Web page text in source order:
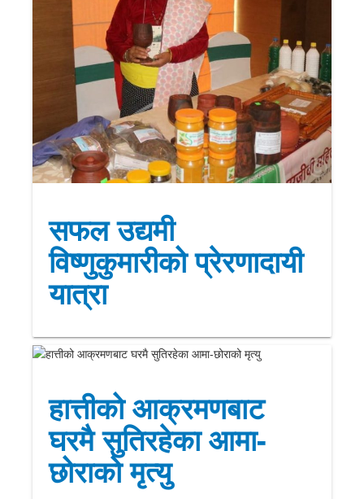
सफल उद्यमी
विष्णुकुमारीको प्रेरणादायी
यात्रा
हात्तीको आक्रमणबाट
घरमै सुतिरहेका आमा-
छोराको मृत्यु